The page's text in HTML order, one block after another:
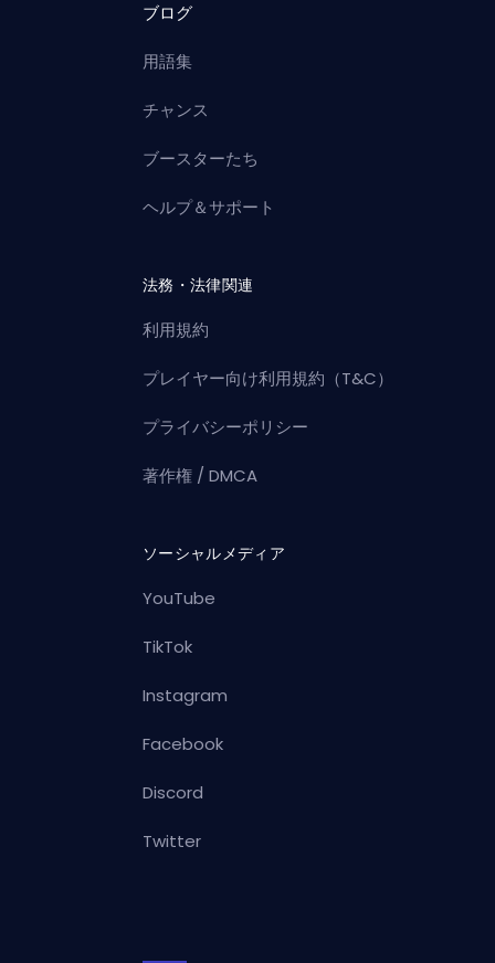
ブログ
用語集
チャンス
ブースターたち
ヘルプ＆サポート
法務・法律関連
利用規約
プレイヤー向け利用規約（T&C）
プライバシーポリシー
著作権 / DMCA
ソーシャルメディア
YouTube
TikTok
Instagram
Facebook
Discord
Twitter